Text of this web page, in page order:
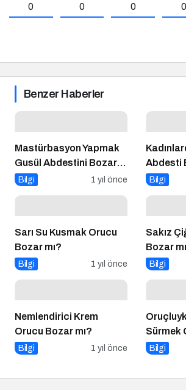
0 0 0 0
Benzer Haberler
Mastürbasyon Yapmak
Gusül Abdestini Bozar
mı?
Bilgi 1 yıl önce
Abdesti
Bilgi
Sarı Su Kusmak Orucu
Bozar mı?
Bilgi 1 yıl önce
Sakız
Bozar
Bilgi
Nemlendirici Krem
Orucu Bozar mı?
Bilgi 1 yıl önce
Sürmek
mı?
Bilgi